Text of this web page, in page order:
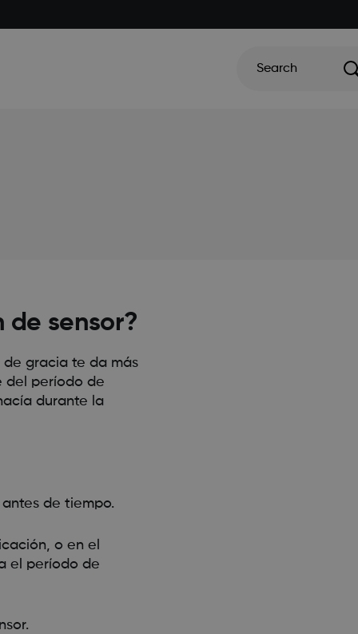
Search
de sensor?
de gracia te da más
del período de
durante la
de tiempo.
o en el
el período de